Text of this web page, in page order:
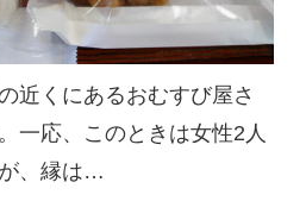
近くにあるおむすび屋さ
一応、このときは女性2人
、縁は…